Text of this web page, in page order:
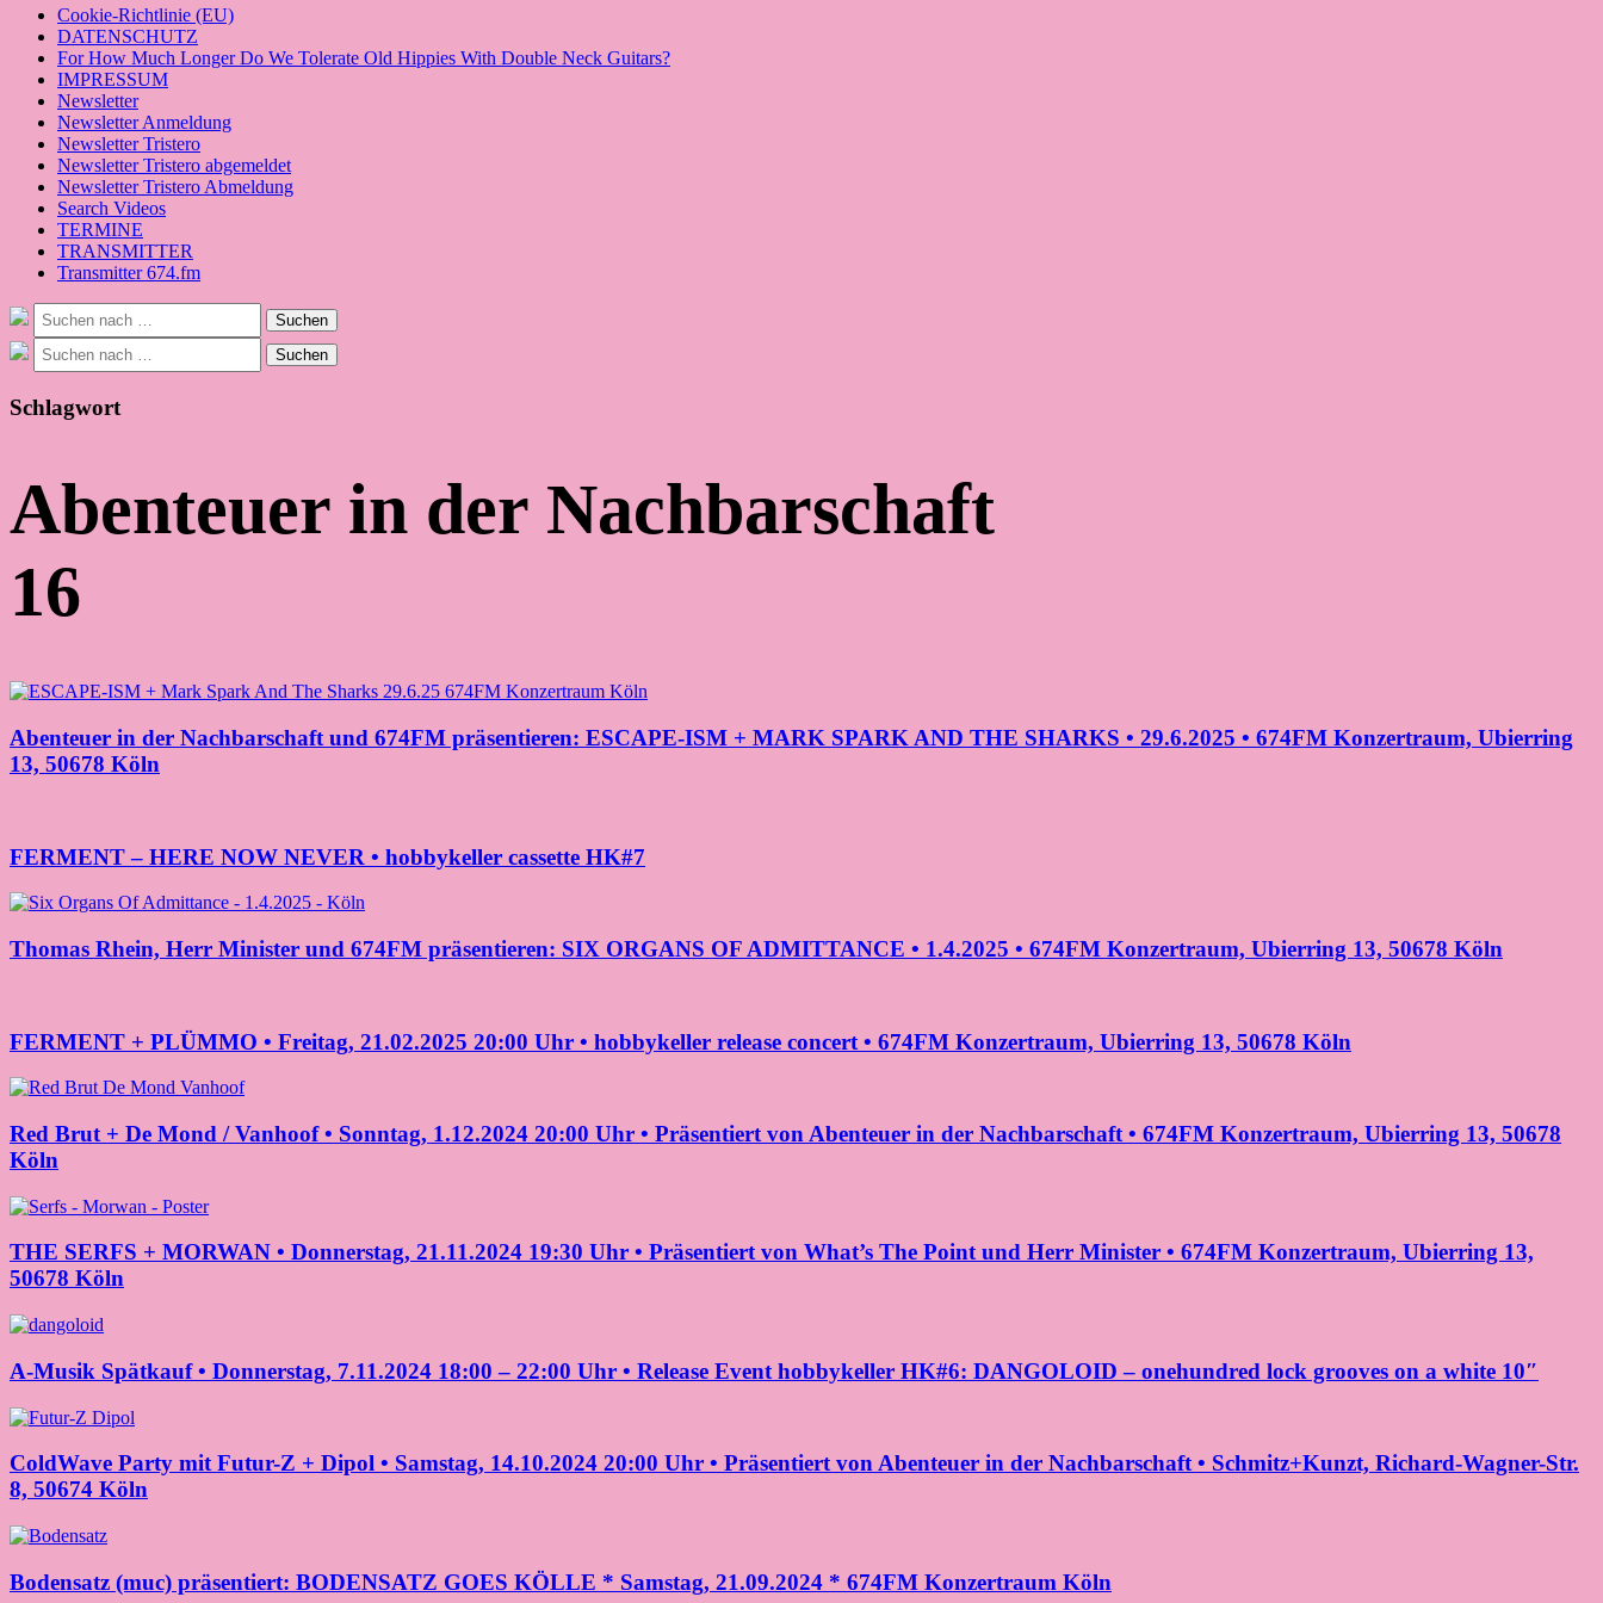
Cookie-Richtlinie (EU)
DATENSCHUTZ
For How Much Longer Do We Tolerate Old Hippies With Double Neck Guitars?
IMPRESSUM
Newsletter
Newsletter Anmeldung
Newsletter Tristero
Newsletter Tristero abgemeldet
Newsletter Tristero Abmeldung
Search Videos
TERMINE
TRANSMITTER
Transmitter 674.fm
Suche
nach:
Suchen
Suche
nach:
Suchen
Schlagwort
Abenteuer in der Nachbarschaft
16
Abenteuer in der Nachbarschaft und 674FM präsentieren: ESCAPE-ISM + MARK SPARK AND THE SHARKS • 29.6.2025 • 674FM Konzertraum, Ubierring
13, 50678 Köln
FERMENT – HERE NOW NEVER • hobbykeller cassette HK#7
Thomas Rhein, Herr Minister und 674FM präsentieren: SIX ORGANS OF ADMITTANCE • 1.4.2025 • 674FM Konzertraum, Ubierring 13, 50678 Köln
FERMENT + PLÜMMO • Freitag, 21.02.2025 20:00 Uhr • hobbykeller release concert • 674FM Konzertraum, Ubierring 13, 50678 Köln
Red Brut + De Mond / Vanhoof • Sonntag, 1.12.2024 20:00 Uhr • Präsentiert von Abenteuer in der Nachbarschaft • 674FM Konzertraum, Ubierring 13, 50678
Köln
THE SERFS + MORWAN • Donnerstag, 21.11.2024 19:30 Uhr • Präsentiert von What’s The Point und Herr Minister • 674FM Konzertraum, Ubierring 13,
50678 Köln
A-Musik Spätkauf • Donnerstag, 7.11.2024 18:00 – 22:00 Uhr • Release Event hobbykeller HK#6: DANGOLOID – onehundred lock grooves on a white 10″
ColdWave Party mit Futur-Z + Dipol • Samstag, 14.10.2024 20:00 Uhr • Präsentiert von Abenteuer in der Nachbarschaft • Schmitz+Kunzt, Richard-Wagner-Str.
8, 50674 Köln
Bodensatz (muc) präsentiert: BODENSATZ GOES KÖLLE * Samstag, 21.09.2024 * 674FM Konzertraum Köln